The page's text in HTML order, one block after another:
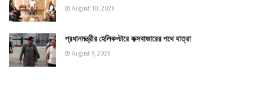
August 10, 2026
প্রধানমন্ত্রীর হেলিকপ্টারে কক্সবাজারের পথে যাত্রা
August 9, 2026